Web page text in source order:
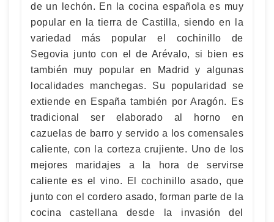
de un lechón. En la cocina española es muy
popular en la tierra de Castilla, siendo en la
variedad más popular el cochinillo de
Segovia junto con el de Arévalo, si bien es
también muy popular en Madrid y algunas
localidades manchegas. Su popularidad se
extiende en España también por Aragón. Es
tradicional ser elaborado al horno en
cazuelas de barro y servido a los comensales
caliente, con la corteza crujiente. Uno de los
mejores maridajes a la hora de servirse
caliente es el vino. El cochinillo asado, que
junto con el cordero asado, forman parte de la
cocina castellana desde la invasión del